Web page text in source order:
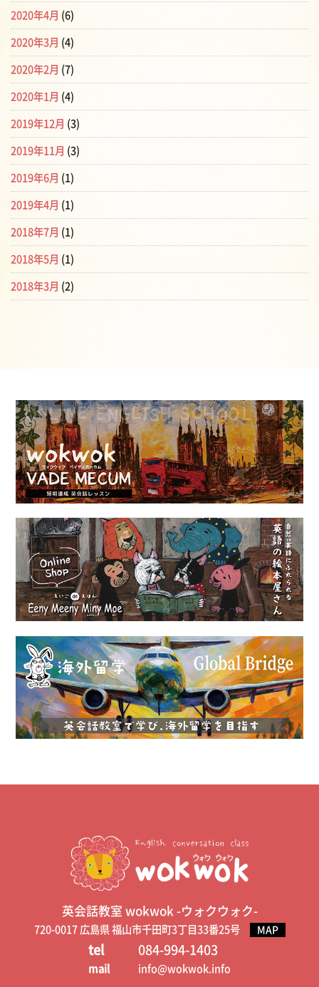
2020年4月 (6)
2020年3月 (4)
2020年2月 (7)
2020年1月 (4)
2019年12月 (3)
2019年11月 (3)
2019年6月 (1)
2019年4月 (1)
2018年7月 (1)
2018年5月 (1)
2018年3月 (2)
英会話教室 wokwok -ウォクウォク-
720-0017 広島県 福山市千田町3丁目33番25号 MAP
tel 084-994-1403
mail info@wokwok.info